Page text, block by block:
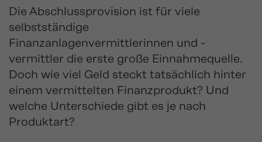
Die Abschlussprovision ist für viele
selbstständige
Finanzanlagenvermittlerinnen und -
vermittler die erste große Einnahmequelle.
Doch wie viel Geld steckt tatsächlich hinter
einem vermittelten Finanzprodukt? Und
welche Unterschiede gibt es je nach
Produktart?